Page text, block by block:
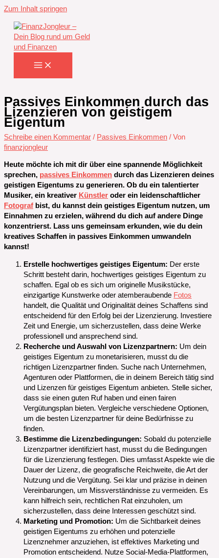
Zum Inhalt springen
Passives Einkommen durch das
Lizenzieren von geistigem
Eigentum
Schreibe einen Kommentar / Passives Einkommen / Von
finanzjongleur
Heute möchte ich mit dir über eine spannende Möglichkeit
sprechen, passives Einkommen durch das Lizenzieren deines
geistigen Eigentums zu generieren. Ob du ein talentierter
Musiker, ein kreativer Künstler oder ein leidenschaftlicher
Fotograf bist, du kannst dein geistiges Eigentum nutzen, um
Einnahmen zu erzielen, während du dich auf andere Dinge
konzentrierst. Lass uns gemeinsam erkunden, wie du dein
kreatives Schaffen in passives Einkommen umwandeln
kannst!
Erstelle hochwertiges geistiges Eigentum: Der erste
Schritt besteht darin, hochwertiges geistiges Eigentum zu
schaffen. Egal ob es sich um originelle Musikstücke,
einzigartige Kunstwerke oder atemberaubende Fotos
handelt, die Qualität und Originalität deines Schaffens sind
entscheidend für den Erfolg bei der Lizenzierung. Investiere
Zeit und Energie, um sicherzustellen, dass deine Werke
professionell und ansprechend sind.
Recherche und Auswahl von Lizenzpartnern: Um dein
geistiges Eigentum zu monetarisieren, musst du die
richtigen Lizenzpartner finden. Suche nach Unternehmen,
Agenturen oder Plattformen, die in deinem Bereich tätig sind
und Lizenzen für geistiges Eigentum anbieten. Stelle sicher,
dass sie einen guten Ruf haben und einen fairen
Vergütungsplan bieten. Vergleiche verschiedene Optionen,
um die besten Lizenzpartner für deine Bedürfnisse zu
finden.
Bestimme die Lizenzbedingungen: Sobald du potenzielle
Lizenzpartner identifiziert hast, musst du die Bedingungen
für die Lizenzierung festlegen. Dies umfasst Aspekte wie die
Dauer der Lizenz, die geografische Reichweite, die Art der
Nutzung und die Vergütung. Sei klar und präzise in deinen
Vereinbarungen, um Missverständnisse zu vermeiden. Es
kann hilfreich sein, rechtlichen Rat einzuholen, um
sicherzustellen, dass deine Interessen geschützt sind.
Marketing und Promotion: Um die Sichtbarkeit deines
geistigen Eigentums zu erhöhen und potenzielle
Lizenznehmer anzuziehen, ist effektives Marketing und
Promotion entscheidend. Nutze Social-Media-Plattformen,